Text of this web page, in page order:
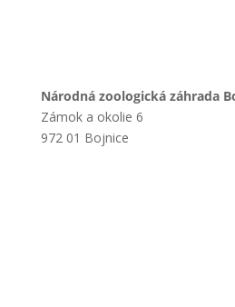
Národná zoologická záhrada
Zámok a okolie 6
972 01 Bojnice